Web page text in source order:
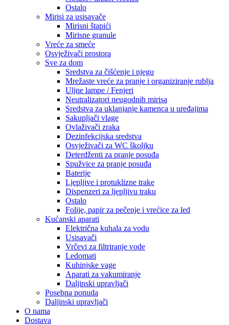
Ostalo
Mirisi za usisavače
Mirisni štapići
Mirisne granule
Vreće za smeće
Osvježivači prostora
Sve za dom
Sredstva za čišćenje i njegu
Mrežaste vreće za pranje i organiziranje rublja
Uljne lampe / Fenjeri
Neutralizatori neugodnih mirisa
Sredstva za uklanjanje kamenca u uređajima
Sakupljači vlage
Ovlaživači zraka
Dezinfekcijska sredstva
Osvježivači za WC školjku
Deterdženti za pranje posuđa
Spužvice za pranje posuđa
Baterije
Ljepljive i protuklizne trake
Dispenzeri za ljepljivu traku
Ostalo
Folije, papir za pečenje i vrećice za led
Kućanski aparati
Električna kuhala za vodu
Usisavači
Vrčevi za filtriranje vode
Ledomati
Kuhinjske vage
Aparati za vakumiranje
Daljinski upravljači
Posebna ponuda
Daljinski upravljači
O nama
Dostava